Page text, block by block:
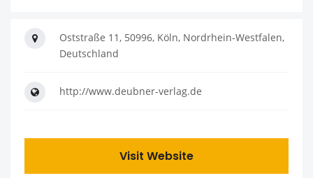
Oststraße 11, 50996, Köln, Nordrhein-Westfalen,
Deutschland
http://www.deubner-verlag.de
Visit Website